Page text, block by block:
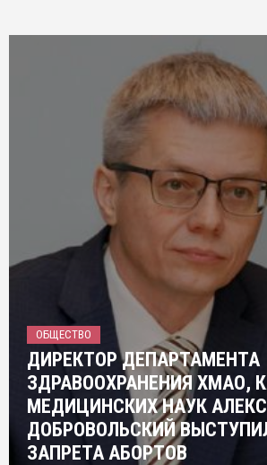
ОБЩЕСТВО
ДИРЕКТОР ДЕПАРТАМЕНТА
ЗДРАВООХРАНЕНИЯ ХМАО,
МЕДИЦИНСКИХ НАУК
ДОБРОВОЛЬСКИЙ
ЗАПРЕТА АБОРТОВ